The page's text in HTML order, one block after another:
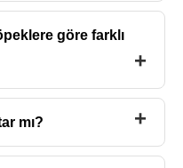
göre farklı
mı?